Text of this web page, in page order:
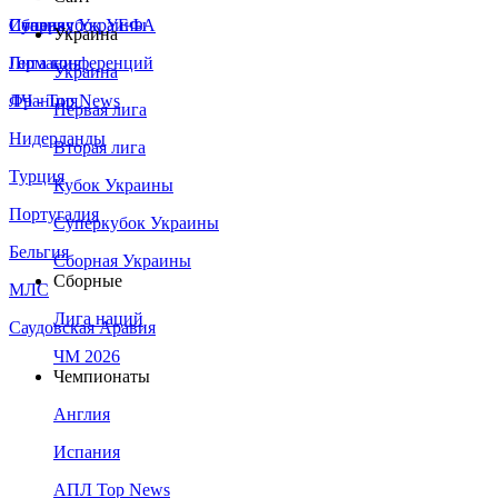
Сборная Украины
Италия
Германия
Франция
Нидерланды
Турция
Португалия
Бельгия
МЛС
Саудовская Аравия
Суперкубок УЕФА
Лига конференций
ЛЧ - Top News
Украина
Украина
Первая лига
Вторая лига
Кубок Украины
Суперкубок Украины
Сборная Украины
Сборные
Лига наций
ЧМ 2026
Чемпионаты
Англия
Испания
АПЛ Top News